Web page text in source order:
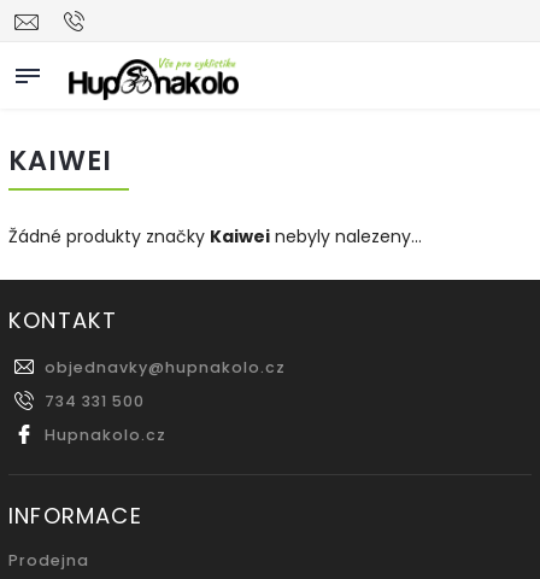
KAIWEI
Žádné produkty značky Kaiwei nebyly nalezeny...
KONTAKT
objednavky@hupnakolo.cz
734 331 500
Hupnakolo.cz
INFORMACE
Prodejna